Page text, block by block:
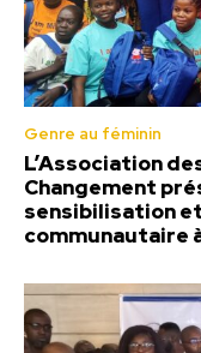
Genre au féminin
L’Association
Changement
sensibilisation
communautaire